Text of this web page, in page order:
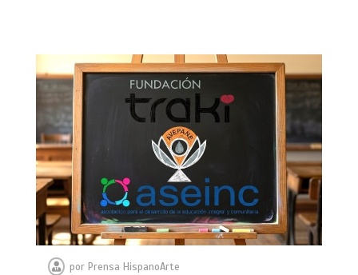
por Prensa HispanoArte